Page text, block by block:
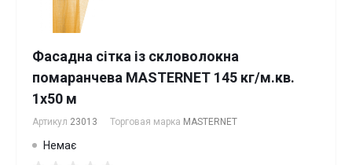
Фасадна сітка із скловолокна
помаранчева MASTERNET 145 кг/м.кв.
1х50 м
Артикул 23013 Торговая марка MASTERNET
Немає